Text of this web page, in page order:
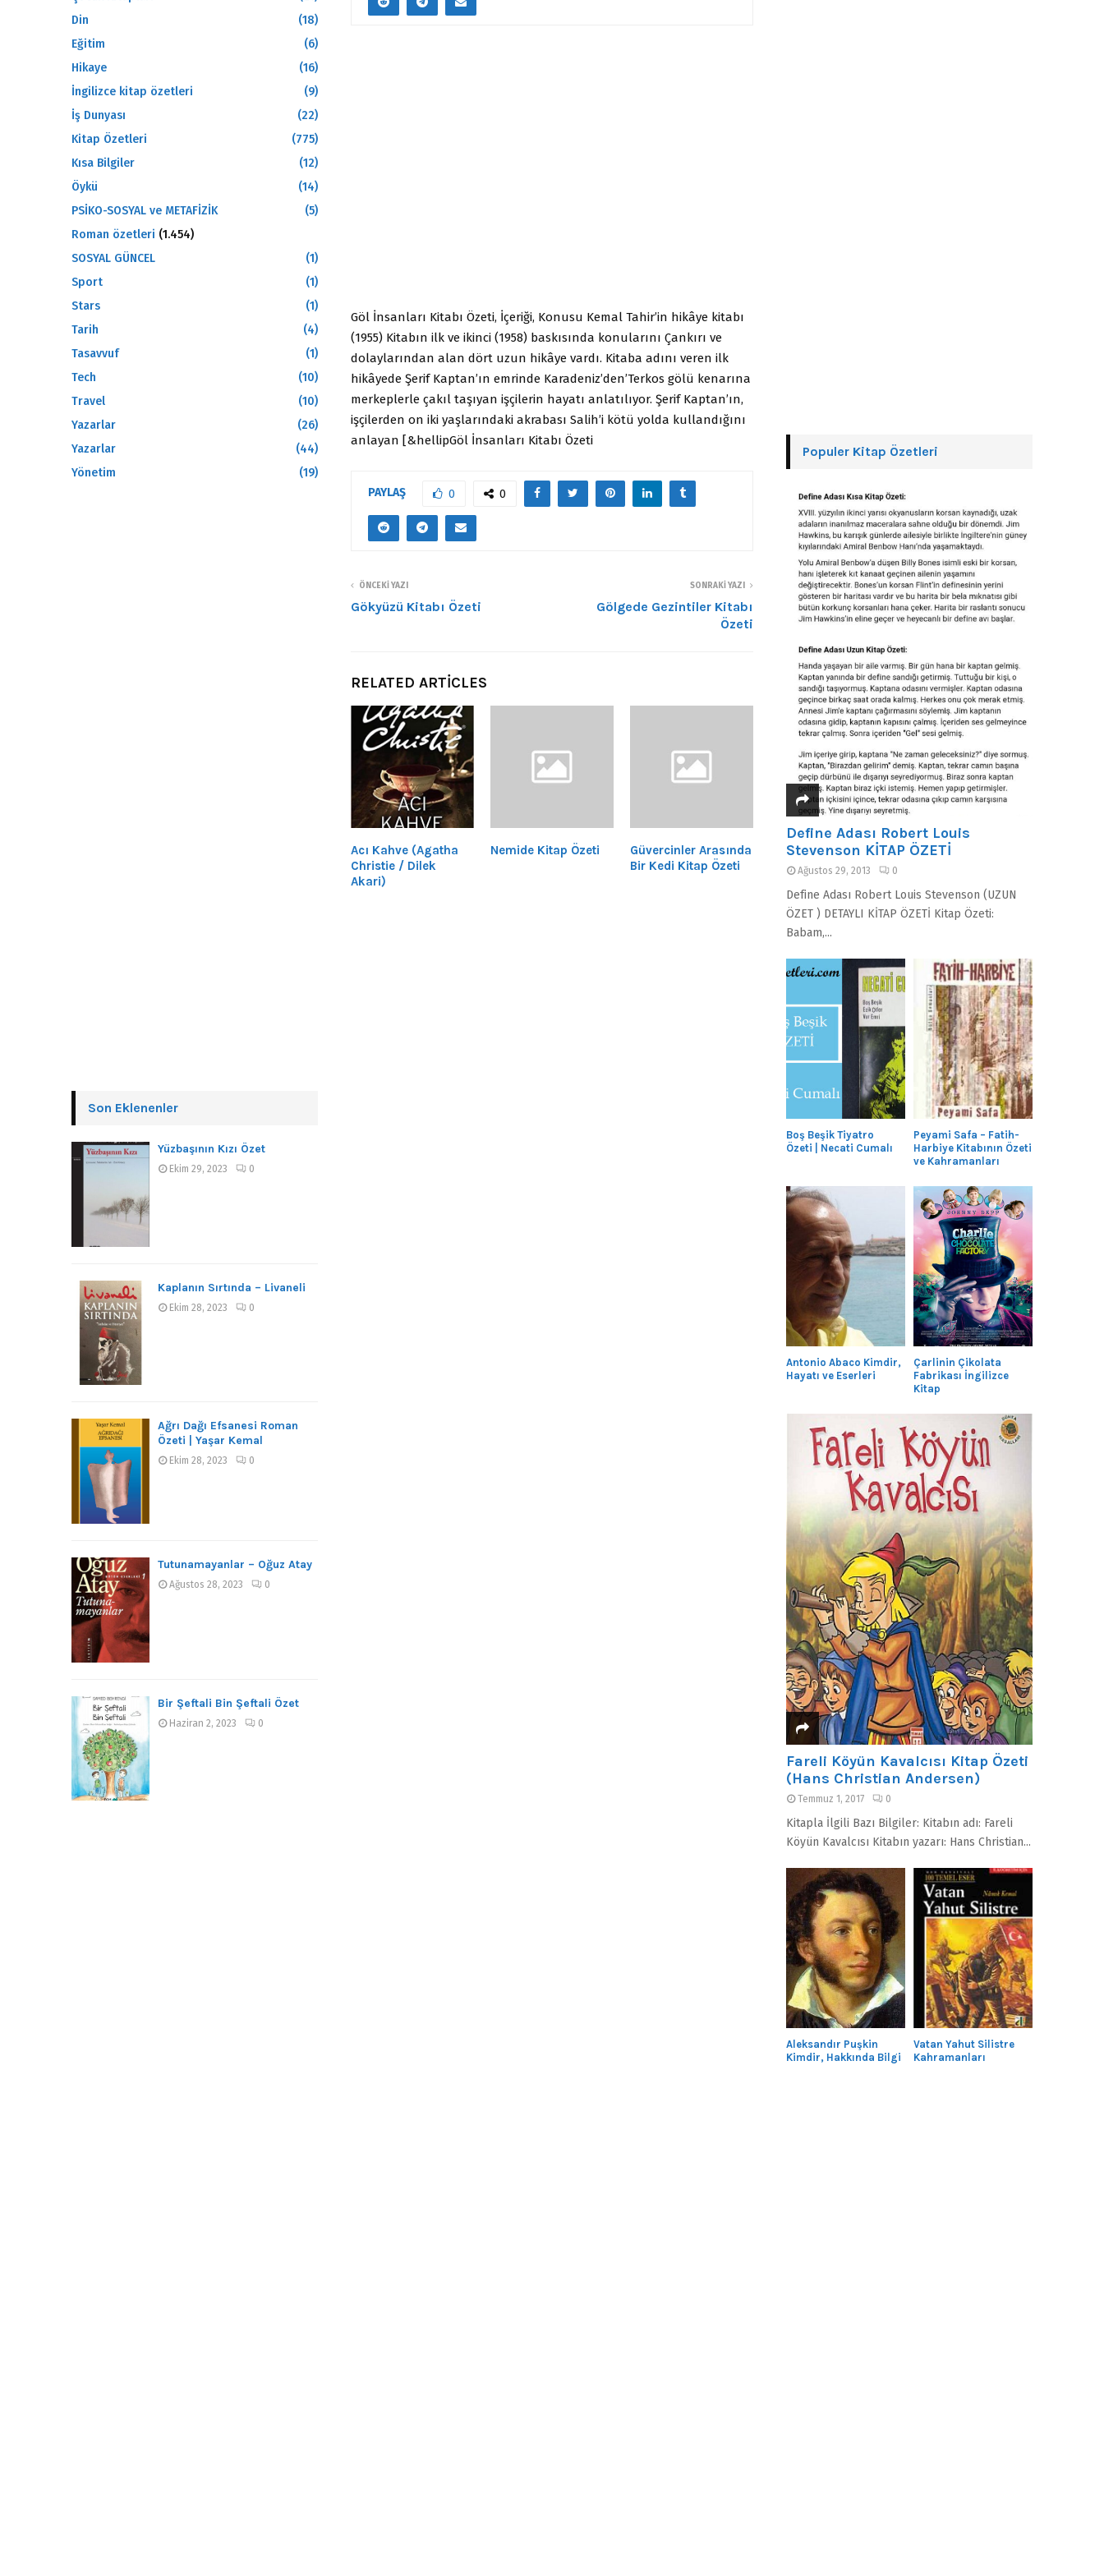
Göl İnsanları Kitabı Özeti, İçeriği, Konusu Kemal Tahir’in hikâye kitabı
(1955) Kitabın ilk ve ikinci (1958) baskısında konularını Çankırı ve
dolaylarından alan dört uzun hikâye vardı. Kitaba adını veren ilk
hikâyede Şerif Kaptan’ın emrinde Karadeniz’den’Terkos gölü kenarına
merkeplerle çakıl taşıyan işçilerin hayatı anlatılıyor. Şerif Kaptan’ın,
işçilerden on iki yaşlarındaki akrabası Salih’i kötü yolda kullandığını
anlayan [&hellipGöl İnsanları Kitabı Özeti
PAYLAŞ 0 0
ÖNCEKI YAZI
Gökyüzü Kitabı Özeti
SONRAKI YAZI
Gölgede Gezintiler Kitabı
Özeti
RELATED ARTICLES
Acı Kahve (Agatha
Christie / Dilek
Akari)
Nemide Kitap Özeti
Güvercinler Arasında
Bir Kedi Kitap Özeti
Din
(18)
Eğitim
(6)
Hikaye
(16)
İngilizce kitap özetleri
(9)
İş Dunyası
(22)
Kitap Özetleri
(775)
Kısa Bilgiler
(12)
Öykü
(14)
PSİKO-SOSYAL ve METAFİZİK
(5)
Roman özetleri (1.454)
SOSYAL GÜNCEL
(1)
Sport
(1)
Stars
(1)
Tarih
(4)
Tasavvuf
(1)
Tech
(10)
Travel
(10)
Yazarlar
(26)
Yazarlar
(44)
Yönetim
(19)
Son Eklenenler
Yüzbaşının Kızı Özet
Ekim 29, 2023 0
Kaplanın Sırtında – Livaneli
Ekim 28, 2023 0
Ağrı Dağı Efsanesi Roman
Özeti | Yaşar Kemal
Ekim 28, 2023 0
Tutunamayanlar – Oğuz Atay
Ağustos 28, 2023 0
Bir Şeftali Bin Şeftali Özet
Haziran 2, 2023 0
Populer Kitap Özetleri
Define Adası Robert Louis
Stevenson KİTAP ÖZETİ
Ağustos 29, 2013 0
Define Adası Robert Louis Stevenson (UZUN
ÖZET ) DETAYLI KİTAP ÖZETİ Kitap Özeti:
Babam,...
Boş Beşik Tiyatro
Özeti | Necati Cumalı
Peyami Safa – Fatih-
Harbiye Kitabının Özeti
ve Kahramanları
Antonio Abaco Kimdir,
Hayatı ve Eserleri
Çarlinin Çikolata
Fabrikası İngilizce
Kitap
Fareli Köyün Kavalcısı Kitap Özeti
(Hans Christian Andersen)
Temmuz 1, 2017 0
Kitapla İlgili Bazı Bilgiler: Kitabın adı: Fareli
Köyün Kavalcısı Kitabın yazarı: Hans Christian...
Aleksandır Puşkin
Kimdir, Hakkında Bilgi
Vatan Yahut Silistre
Kahramanları